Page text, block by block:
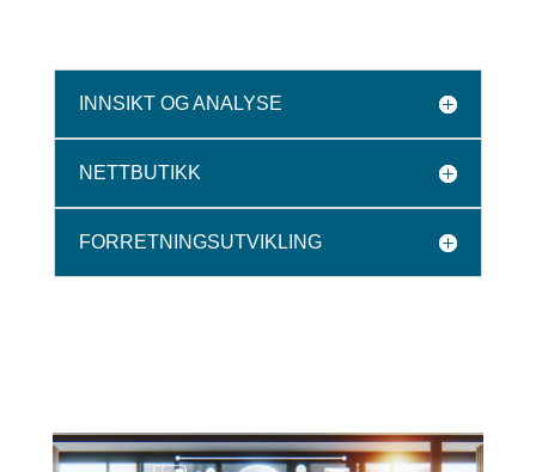
INNSIKT OG ANALYSE
NETTBUTIKK
FORRETNINGSUTVIKLING